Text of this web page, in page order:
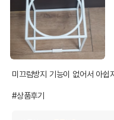
미끄럼방지 기능이 없어서 아쉽
#상품후기